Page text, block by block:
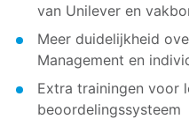
van Unilever en
Meer duidelijkheid
Management en
Extra trainingen voor
beoordelingssysteem